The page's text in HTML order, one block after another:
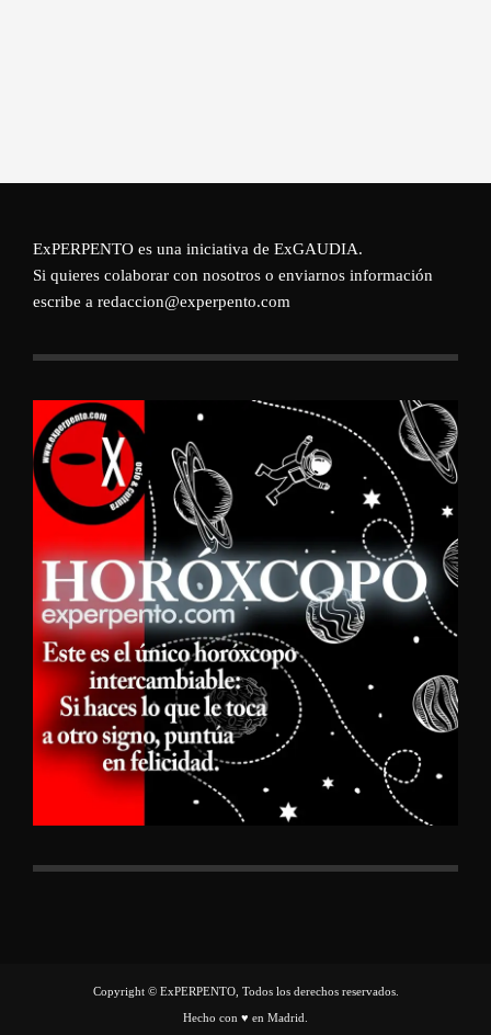
ExPERPENTO es una iniciativa de ExGAUDIA.
Si quieres colaborar con nosotros o enviarnos información
escribe a redaccion@experpento.com
Copyright © ExPERPENTO, Todos los derechos reservados.
Hecho con ♥ en Madrid.